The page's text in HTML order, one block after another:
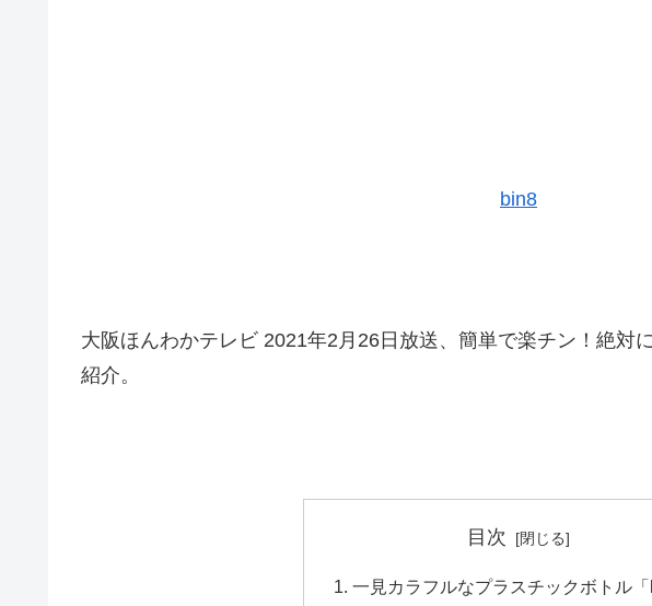
bin8
大阪ほんわかテレビ 2021年2月26日放送、簡単で楽チン！絶対
紹介。
目次
一見カラフルなプラスチックボトル「